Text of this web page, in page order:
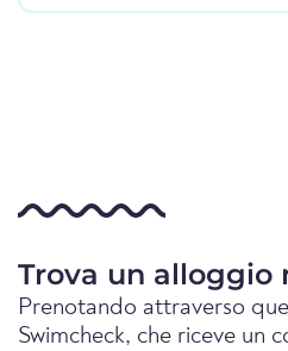
Trova un alloggio
Prenotando attraverso
Swimcheck, che riceve un